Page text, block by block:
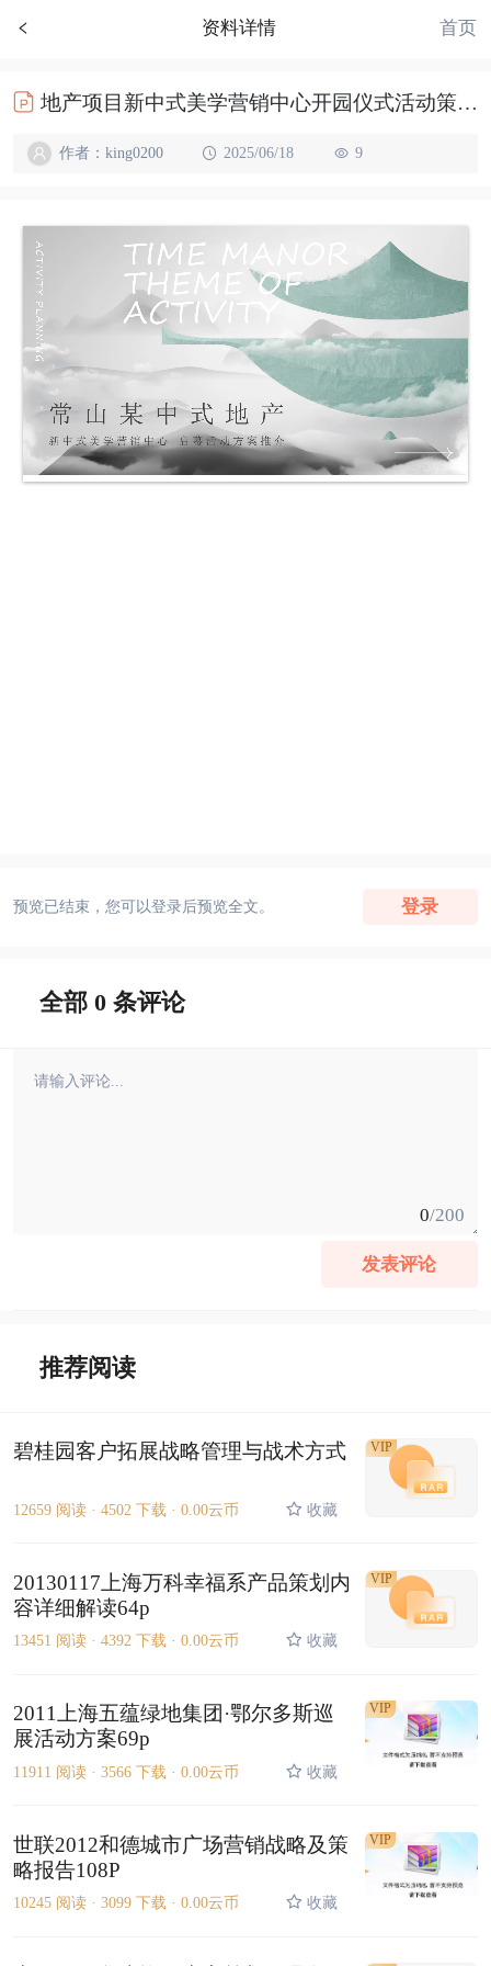
资料详情 首页
地产项目新中式美学营销中心开园仪式活动策划方案（玺开新境 会心东方主题）
作者：king0200 2025/06/18 9
预览已结束，您可以登录后预览全文。 登录
全部 0 条评论
0/200
发表评论
推荐阅读
碧桂园客户拓展战略管理与战术方式
12659 阅读 · 4502 下载 · 0.00云币 收藏
VIP
20130117上海万科幸福系产品策划内
容详细解读64p
13451 阅读 · 4392 下载 · 0.00云币 收藏
VIP
2011上海五蕴绿地集团·鄂尔多斯巡
展活动方案69p
11911 阅读 · 3566 下载 · 0.00云币 收藏
VIP
世联2012和德城市广场营销战略及策
略报告108P
10245 阅读 · 3099 下载 · 0.00云币 收藏
VIP